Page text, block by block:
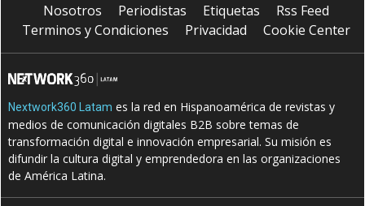
Nosotros Periodistas Etiquetas
Rss Feed
Terminos y Condiciones
Privacidad Cookie Center
Nextwork360 Latam es la red en Hispanoamérica de revistas y
medios de comunicación digitales B2B sobre temas de
transformación digital e innovación empresarial. Su misión es
difundir la cultura digital y emprendedora en las organizaciones
de América Latina.